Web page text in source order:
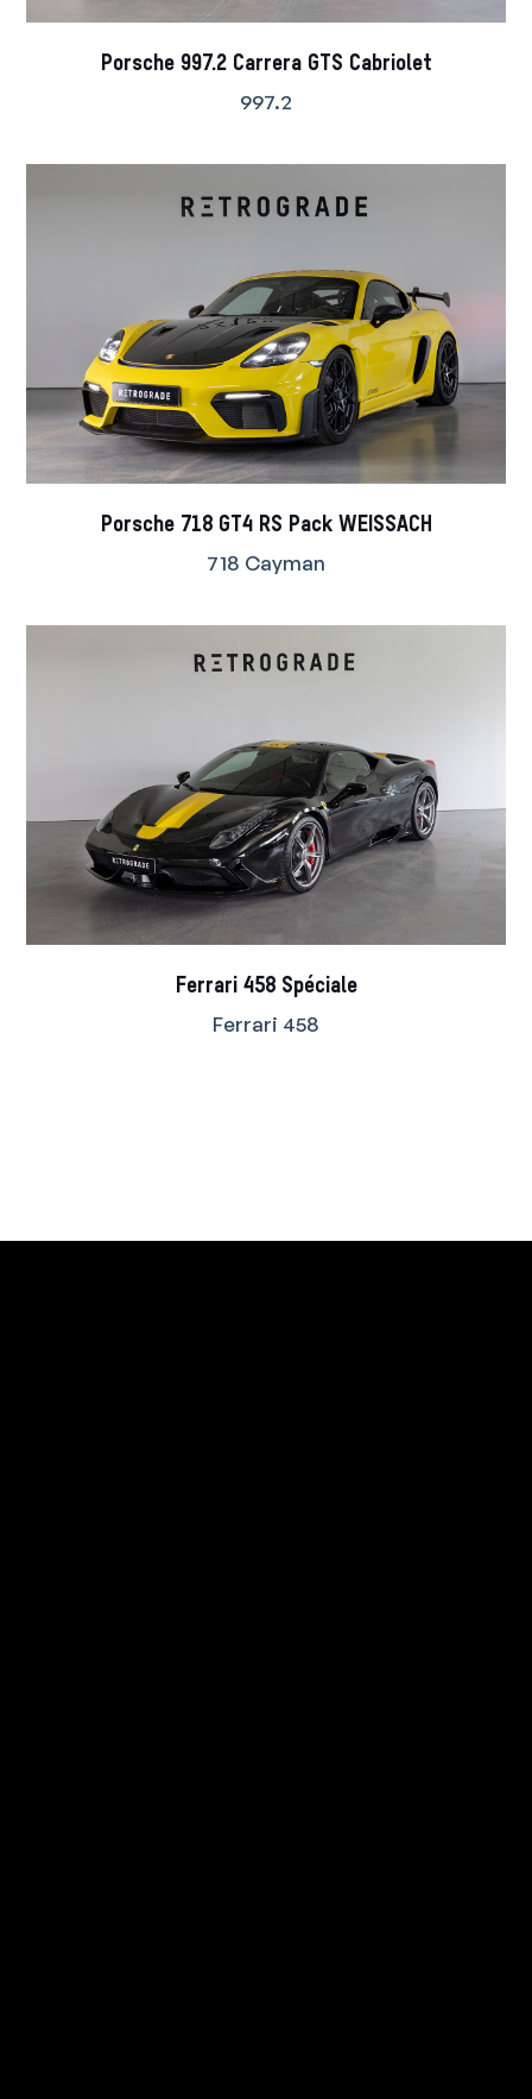
Porsche 997.2 Carrera GTS Cabriolet
997.2
Porsche 718 GT4 RS Pack WEISSACH
718 Cayman
Ferrari 458 Spéciale
Ferrari 458